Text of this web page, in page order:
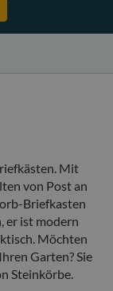
Mit
von Post an
Briefkasten
er ist modern
Möchten
Garten? Sie
Steinkörbe.